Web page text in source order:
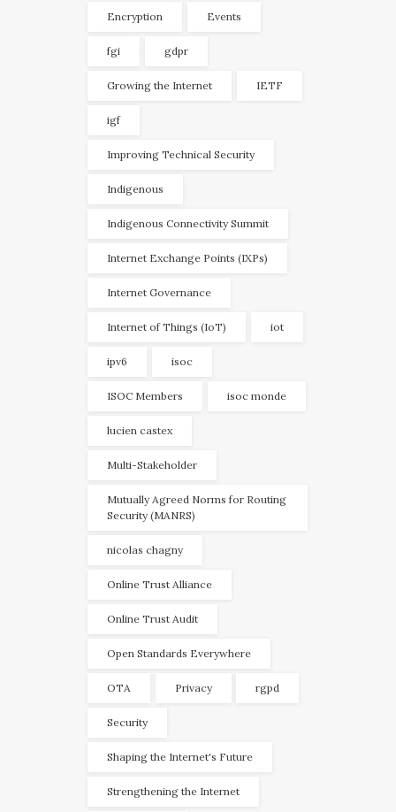
Encryption Events
fgi gdpr
Growing the Internet IETF
igf
Improving Technical Security
Indigenous
Indigenous Connectivity Summit
Internet Exchange Points (IXPs)
Internet Governance
Internet of Things (IoT) iot
ipv6 isoc
ISOC Members isoc monde
lucien castex
Multi-Stakeholder
Mutually Agreed Norms for Routing
Security (MANRS)
nicolas chagny
Online Trust Alliance
Online Trust Audit
Open Standards Everywhere
OTA Privacy rgpd
Security
Shaping the Internet's Future
Strengthening the Internet